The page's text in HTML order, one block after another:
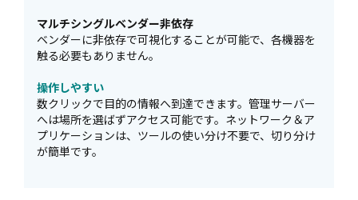
マルチシングルベンダー非依存
ベンダーに非依存で可視化することが可能で、各機器を
触る必要もありません。
操作しやすい
数クリックで目的の情報へ到達できます。管理サーバー
へは場所を選ばずアクセス可能です。ネットワーク＆ア
プリケーションは、ツールの使い分け不要で、切り分け
が簡単です。